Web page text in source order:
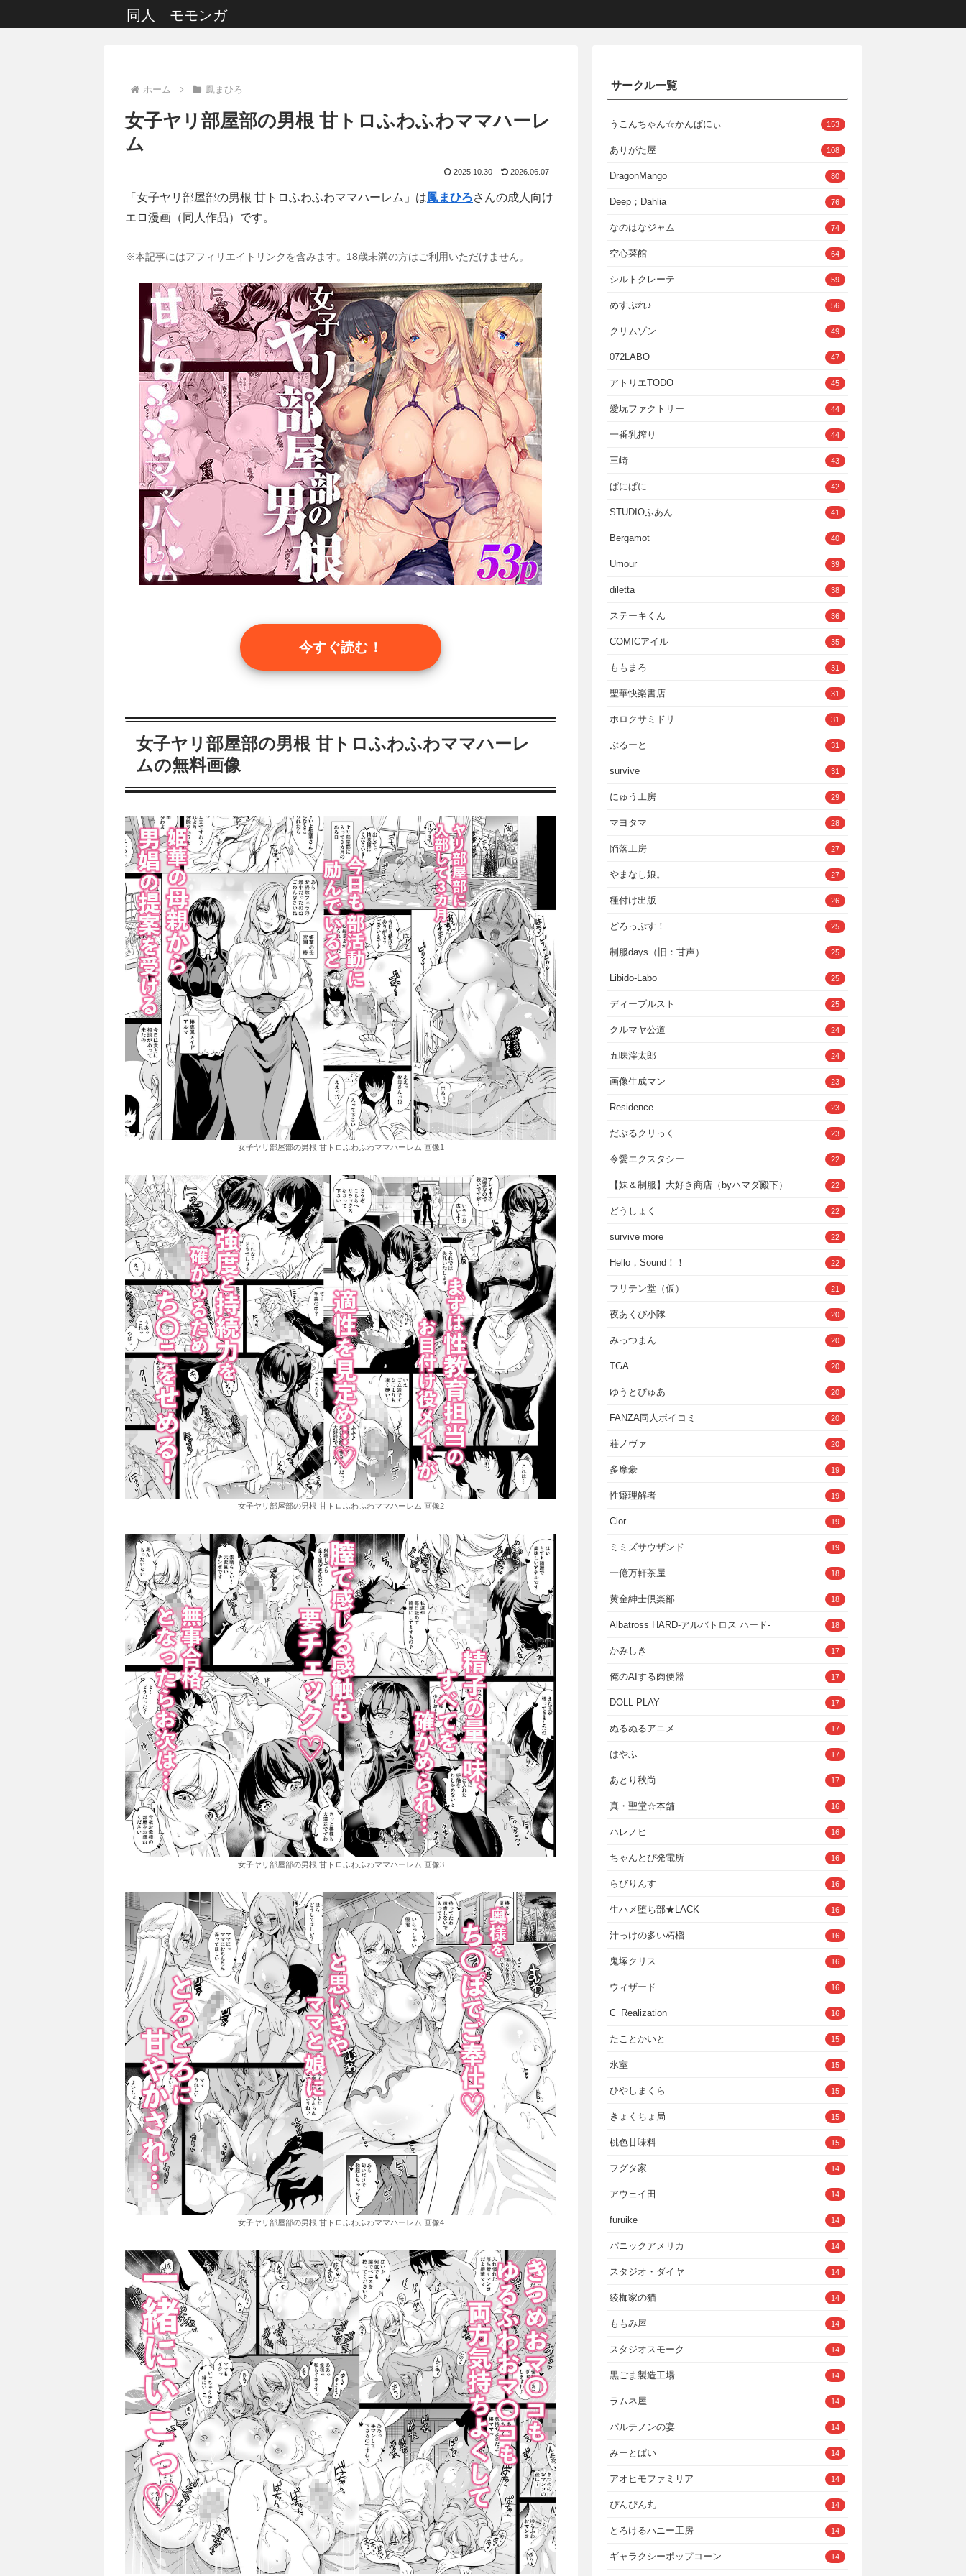
同人 モモンガ
ホーム 鳳まひろ
女子ヤリ部屋部の男根 甘トロふわふわママハーレ
ム
2025.10.30 2026.06.07
「女子ヤリ部屋部の男根 甘トロふわふわママハーレム」は鳳まひろさんの成人向け
エロ漫画（同人作品）です。
※本記事にはアフィリエイトリンクを含みます。18歳未満の方はご利用いただけません。
今すぐ読む！
女子ヤリ部屋部の男根 甘トロふわふわママハーレ
ムの無料画像
女子ヤリ部屋部の男根 甘トロふわふわママハーレム 画像1
女子ヤリ部屋部の男根 甘トロふわふわママハーレム 画像2
女子ヤリ部屋部の男根 甘トロふわふわママハーレム 画像3
女子ヤリ部屋部の男根 甘トロふわふわママハーレム 画像4
サークル一覧
うこんちゃん☆かんぱにぃ 153
ありがた屋 108
DragonMango 80
Deep；Dahlia 76
なのはなジャム 74
空心菜館 64
シルトクレーテ 59
めすぷれ♪ 56
クリムゾン 49
072LABO 47
アトリエTODO 45
愛玩ファクトリー 44
一番乳搾り 44
三崎 43
ぱにぱに 42
STUDIOふあん 41
Bergamot 40
Umour 39
diletta 38
ステーキくん 36
COMICアイル 35
ももまろ 31
聖華快楽書店 31
ホロクサミドリ 31
ぶるーと 31
survive 31
にゅう工房 29
マヨタマ 28
陥落工房 27
やまなし娘。 27
種付け出版 26
どろっぷす！ 25
制服days（旧：甘声） 25
Libido-Labo 25
ディーブルスト 25
クルマヤ公道 24
五味滓太郎 24
画像生成マン 23
Residence 23
だぶるクリっく 23
令愛エクスタシー 22
【妹＆制服】大好き商店（byハマダ殿下） 22
どうしょく 22
survive more 22
Hello，Sound！！ 22
フリテン堂（仮） 21
夜あくび小隊 20
みっつまん 20
TGA 20
ゆうとぴゅあ 20
FANZA同人ボイコミ 20
荘ノヴァ 20
多摩豪 19
性癖理解者 19
Cior 19
ミミズサウザンド 19
一億万軒茶屋 18
黄金紳士倶楽部 18
Albatross HARD‐アルバトロス ハード‐ 18
かみしき 17
俺のAIする肉便器 17
DOLL PLAY 17
ぬるぬるアニメ 17
はやふ 17
あとり秋尚 17
真・聖堂☆本舗 16
ハレノヒ 16
ちゃんとぴ発電所 16
らびりんす 16
生ハメ堕ち部★LACK 16
汁っけの多い柘榴 16
鬼塚クリス 16
ウィザード 16
C_Realization 16
たことかいと 15
氷室 15
ひやしまくら 15
きょくちょ局 15
桃色甘味料 15
フグタ家 14
アウェイ田 14
furuike 14
パニックアメリカ 14
スタジオ・ダイヤ 14
綾枷家の猫 14
ももみ屋 14
スタジオスモーク 14
黒ごま製造工場 14
ラムネ屋 14
パルテノンの宴 14
みーとぱい 14
アオヒモファミリア 14
ぴんぴん丸 14
とろけるハニー工房 14
ギャラクシーポップコーン 14